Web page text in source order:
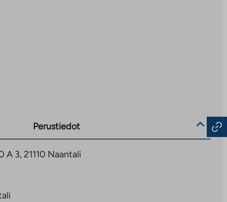
Perustiedot
A 3, 21110 Naantali